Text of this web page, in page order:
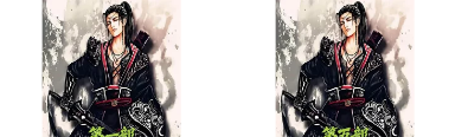
退換貨規範